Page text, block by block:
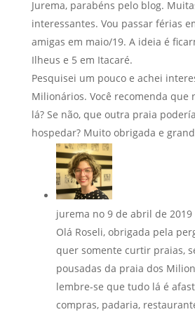
Jurema, parabéns pelo blog.
interessantes. Vou passar férias
amigas em maio/19. A ideia é
Ilheus e 5 em Itacaré.
Pesquisei um pouco e achei
Milionários. Você recomenda que
lá? Se não, que outra praia
hospedar? Muito obrigada e
jurema no 9 de abril de
Olá Roseli, obrigada pela
quer somente curtir praias,
pousadas da praia dos
lembre-se que tudo lá é
compras, padaria,